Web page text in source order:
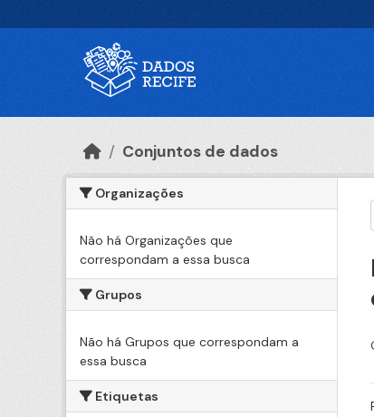
Conjuntos de dados
Organizações
Não há Organizações que
correspondam a essa busca
Grupos
Não há Grupos que correspondam a
essa busca
Etiquetas